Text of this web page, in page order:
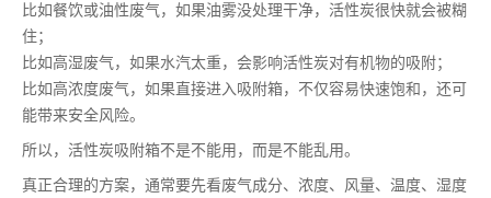
比如餐饮或油性废气，如果油雾没处理干净，活性炭很快就会被糊
住；
比如高湿废气，如果水汽太重，会影响活性炭对有机物的吸附；
比如高浓度废气，如果直接进入吸附箱，不仅容易快速饱和，还可
能带来安全风险。
所以，活性炭吸附箱不是不能用，而是不能乱用。
真正合理的方案，通常要先看废气成分、浓度、风量、温度、湿度